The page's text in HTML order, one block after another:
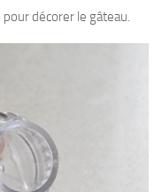
décorer le gâteau.